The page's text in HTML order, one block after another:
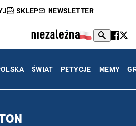
SKLEP NEWSLETTER
ŚWIAT PETYCJE MEMY